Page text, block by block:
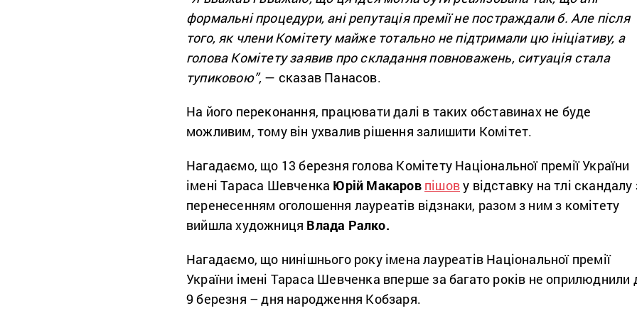
формальні процедури, ані репутація премії не постраждали б. Але після
того, як члени Комітету майже тотально не підтримали цю ініціативу, а
голова Комітету заявив про складання повноважень, ситуація стала
тупиковою”, — сказав Панасов.
На його переконання, працювати далі в таких обставинах не буде
можливим, тому він ухвалив рішення залишити Комітет.
Нагадаємо, що 13 березня голова Комітету Національної премії України
імені Тараса Шевченка Юрій Макаров пішову відставку на тлі скандалу
перенесенням оголошення лауреатів відзнаки, разом з ним з комітету
вийшла художниця Влада Ралко.
Нагадаємо, що нинішнього року імена лауреатів Національної премії
України імені Тараса Шевченка вперше за багато років не оприлюднили
9 березня – дня народження Кобзаря.